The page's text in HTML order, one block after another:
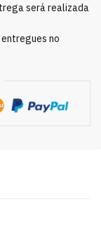
será realizada
no